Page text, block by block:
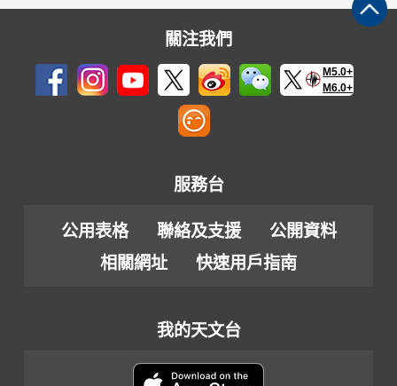
關注我們
M5.0+
M6.0+
服務台
公用表格 聯絡及支援
公開資料
相關網址
快速用戶指南
我的天文台